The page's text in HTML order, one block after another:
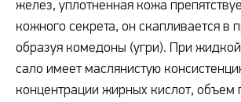
желез, уплотненная кожа
кожного секрета, он скапливается в
образуя комедоны (угри). При
сало имеет маслянистую
концентрации жирных кислот,